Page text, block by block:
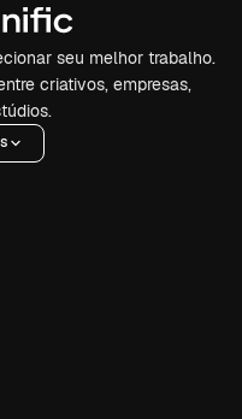
seu melhor trabalho.
criativos, empresas,